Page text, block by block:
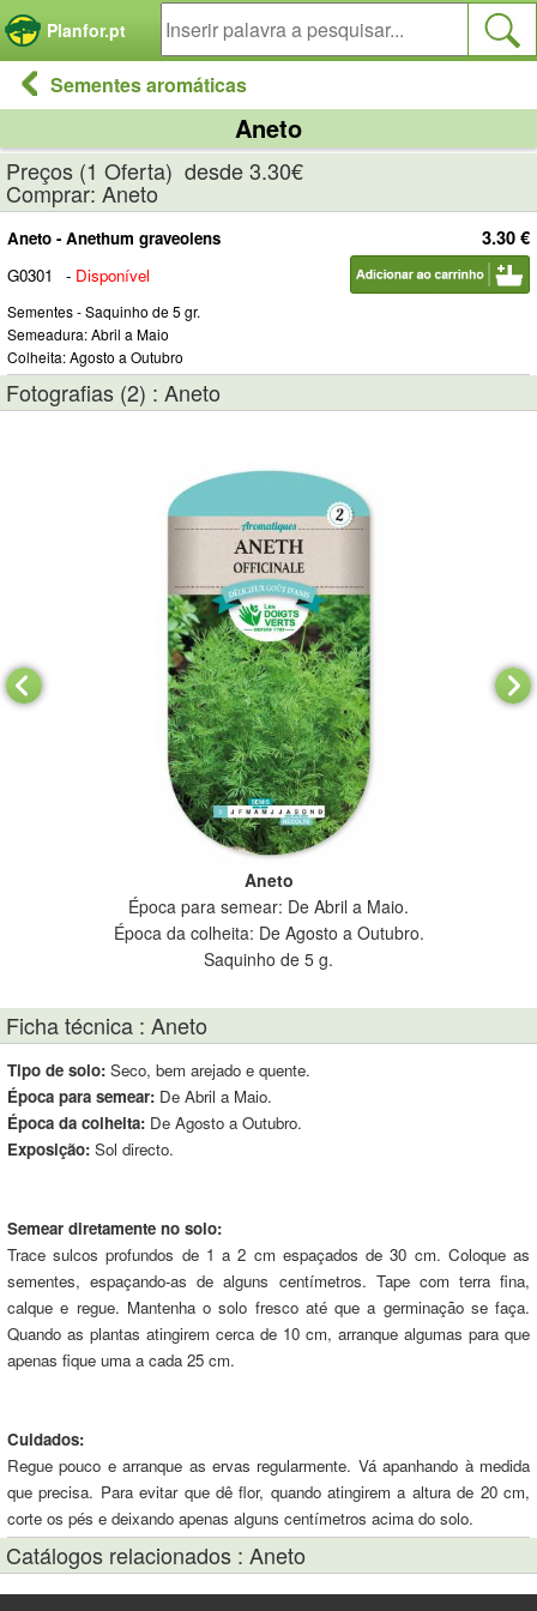
Planfor.pt
Sementes aromáticas
Aneto
Preços (1 Oferta) desde 3.30€
Comprar: Aneto
3.30 €
Aneto - Anethum graveolens
G0301
- Disponível
Sementes - Saquinho de 5 gr.
Semeadura: Abril a Maio
Colheita: Agosto a Outubro
Fotografias (2) : Aneto
Aneto
Época para semear: De Abril a Maio.
Época da colheita: De Agosto a Outubro.
Saquinho de 5 g.
Ficha técnica : Aneto
Tipo de solo: Seco, bem arejado e quente.
Época para semear: De Abril a Maio.
Época da colheita: De Agosto a Outubro.
Exposição: Sol directo.
Semear diretamente no solo:
Trace sulcos profundos de 1 a 2 cm espaçados de 30 cm. Coloque as
sementes, espaçando-as de alguns centímetros. Tape com terra fina,
calque e regue. Mantenha o solo fresco até que a germinação se faça.
Quando as plantas atingirem cerca de 10 cm, arranque algumas para que
apenas fique uma a cada 25 cm.
Cuidados:
Regue pouco e arranque as ervas regularmente. Vá apanhando à medida
que precisa. Para evitar que dê flor, quando atingirem a altura de 20 cm,
corte os pés e deixando apenas alguns centímetros acima do solo.
Catálogos relacionados : Aneto
Painel de Gerenciamento de Cookies